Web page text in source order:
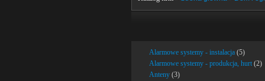
Alarmowe systemy - instalacja (5)
Alarmowe systemy - produkcja, hurt (2)
Anteny (3)